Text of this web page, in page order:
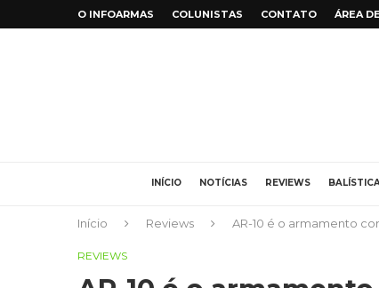
O INFOARMAS COLUNISTAS CONTATO ÁREA
INÍCIO NOTÍCIAS REVIEWS
Início Reviews AR-10 é o armamento
REVIEWS